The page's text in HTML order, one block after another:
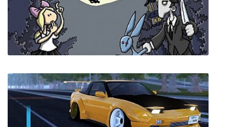
The Sperminator: Rescuing Tzar Vlad